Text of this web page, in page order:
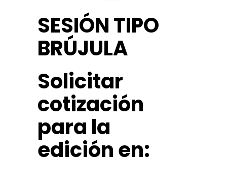
SESIÓN TIPO
BRÚJULA
Solicitar
cotización
para la
edición en: